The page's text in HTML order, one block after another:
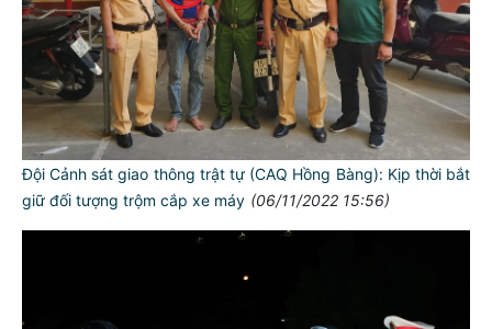
Đội Cảnh sát giao thông trật tự (CAQ Hồng Bàng): Kịp thời bắt
giữ đối tượng trộm cắp xe máy (06/11/2022 15:56)